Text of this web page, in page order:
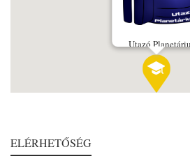
Utazó
ELÉRHETŐSÉG